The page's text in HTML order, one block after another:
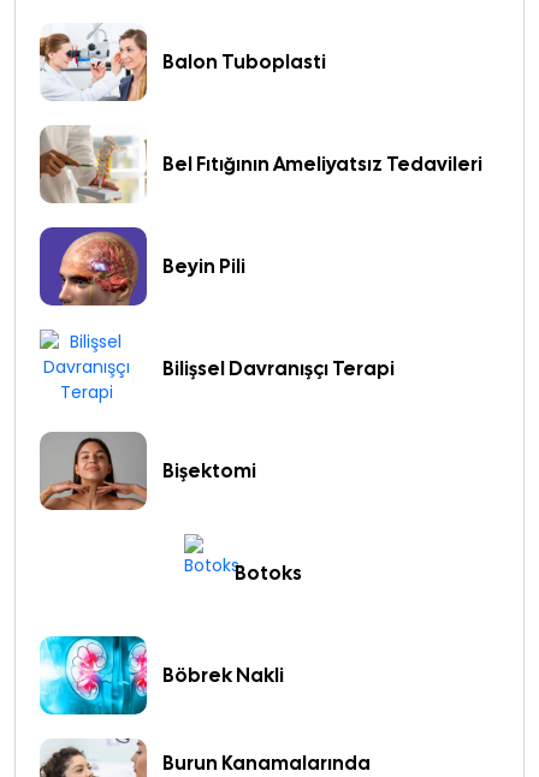
Balon Tuboplasti
Bel Fıtığının Ameliyatsız Tedavileri
Beyin Pili
Bilişsel Davranışçı Terapi
Bişektomi
Botoks
Böbrek Nakli
Burun Kanamalarında